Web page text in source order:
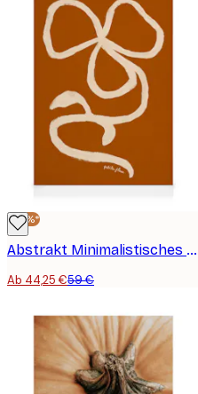
-25%*
Abstrakt Minimalistisches Design Leinwandbild
Ab 44,25 €59 €